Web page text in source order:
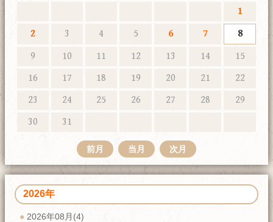
1
2
3 4 5 6 7
8
9
10 11 12 13 14
15
16
17 18 19 20 21
22
23
24 25 26 27 28
29
30
31
前月 当月 次月
2026年
2026年08月(4)